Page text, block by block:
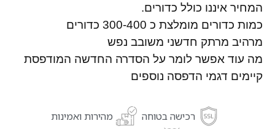
המחיר איננו כולל כדורים.
כמות כדורים מומלצת כ 300-400 כדורים
מרהיב מרתק חדשני משובב נפש
מה עוד אפשר לומר על הסדרה החדשה המודפסת
קיימים דגמי הדפסה נוספים
רכישה בטוחה
מהירות ואמינות